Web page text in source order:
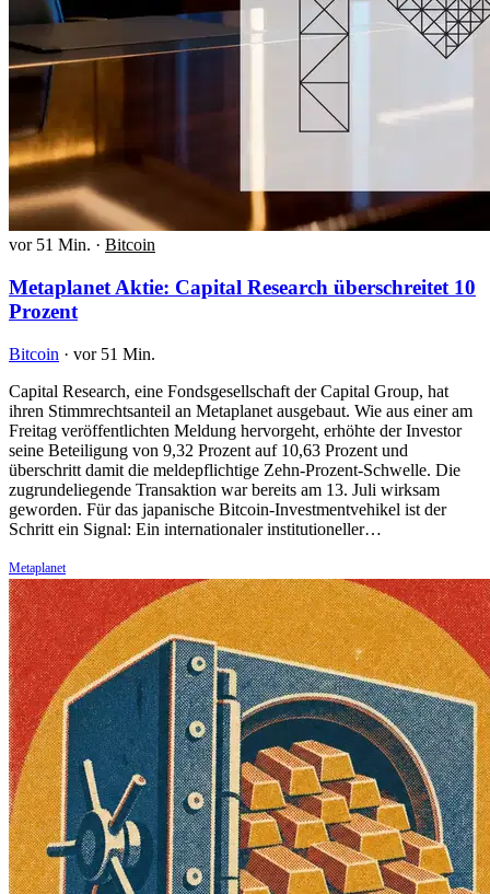
vor 51 Min. · Bitcoin
Metaplanet Aktie: Capital Research überschreitet 10
Prozent
Bitcoin · vor 51 Min.
Capital Research, eine Fondsgesellschaft der Capital Group, hat
ihren Stimmrechtsanteil an Metaplanet ausgebaut. Wie aus einer am
Freitag veröffentlichten Meldung hervorgeht, erhöhte der Investor
seine Beteiligung von 9,32 Prozent auf 10,63 Prozent und
überschritt damit die meldepflichtige Zehn-Prozent-Schwelle. Die
zugrundeliegende Transaktion war bereits am 13. Juli wirksam
geworden. Für das japanische Bitcoin-Investmentvehikel ist der
Schritt ein Signal: Ein internationaler institutioneller…
Metaplanet